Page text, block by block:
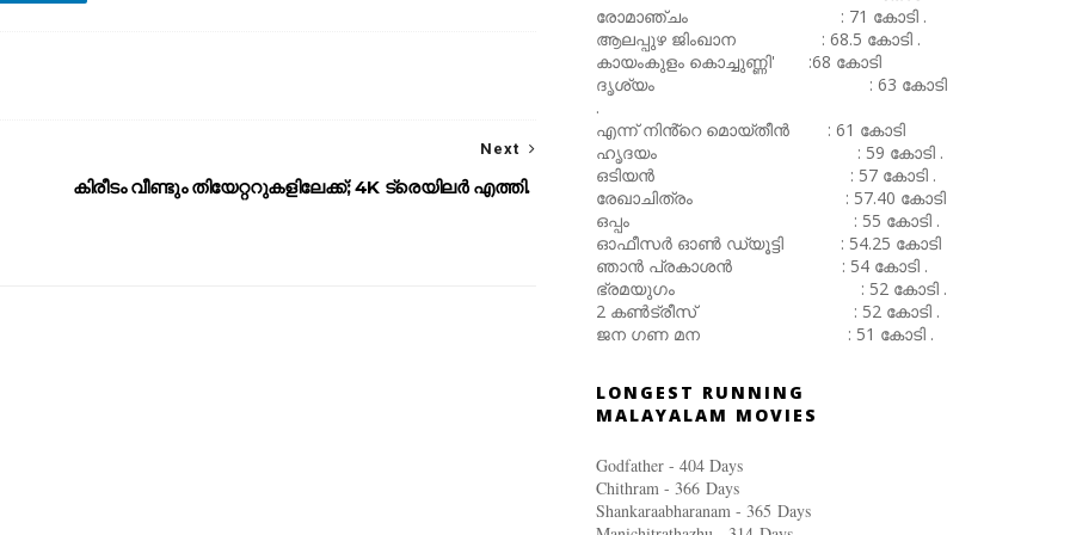
Next
കിരീടം വീണ്ടും തിയേറ്ററുകളിലേക്ക്; 4K ട്രെയിലര്‍ എത്തി.
രോമാഞ്ചം : 71 കോടി .
ആലപ്പുഴ ജിംഖാന : 68.5 കോടി .
കായംകുളം കൊച്ചുണ്ണി' :68 കോടി
ദൃശ്യം : 63 കോടി
.
എന്ന് നിൻ്റെ മൊയ്തീൻ : 61 കോടി
ഹൃദയം : 59 കോടി .
ഒടിയൻ : 57 കോടി .
രേഖാചിത്രം : 57.40 കോടി
ഒപ്പം : 55 കോടി .
ഓഫീസർ ഓൺ ഡ്യൂട്ടി : 54.25 കോടി
ഞാൻ പ്രകാശൻ : 54 കോടി .
ഭ്രമയുഗം : 52 കോടി .
2 കൺട്രീസ് : 52 കോടി .
ജന ഗണ മന : 51 കോടി .
LONGEST RUNNING
MALAYALAM MOVIES
Godfather - 404 Days
Chithram - 366 Days
Shankaraabharanam - 365 Days